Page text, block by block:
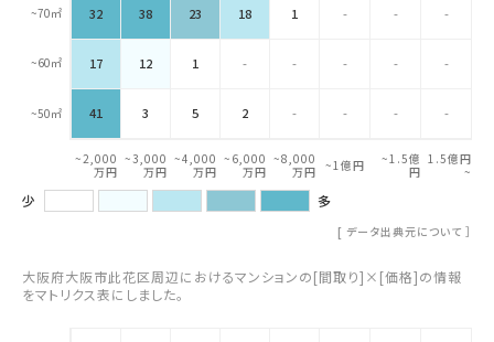
~70㎡ 32 38 23 18 1 - - -
~60㎡ 17 12 1 - - - - -
~50㎡ 41 3 5 2 - - - -
~2,000
万円
~3,000
万円
~4,000
万円
~6,000
万円
~8,000
万円 ~1億円
~1.5億
円
1.5億円
~
少 多
[ データ出典元について ］
大阪府大阪市此花区周辺におけるマンションの[間取り]×[価格]の情報
をマトリクス表にしました。